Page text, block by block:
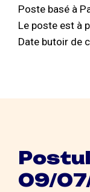
Poste basé à
Le poste est à
Date butoir de
09/